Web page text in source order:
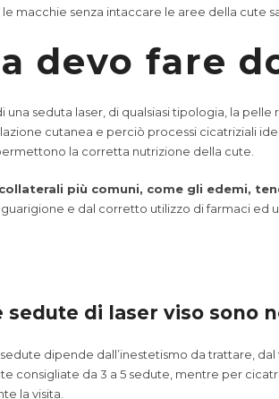
macchie senza intaccare le aree della cute
devo fare
una seduta laser, di qualsiasi tipologia, la
cutanea e perciò processi cicatriziali
la corretta nutrizione della cute.
più comuni, come gli edemi,
e dal corretto utilizzo di farmaci ed
sedute di laser viso sono
dipende dall’inestetismo da trattare,
consigliate da 3 a 5 sedute, mentre per
la visita.